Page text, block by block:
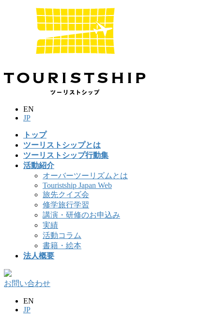
移
動
ン
に
EN
JP
トップ
ツーリストシップとは
ツーリストシップ行動集
活動紹介
オーバーツーリズムとは
Touristship Japan Web
旅先クイズ会
修学旅行学習
講演・研修のお申込み
実績
活動コラム
書籍・絵本
法人概要
お問い合わせ
EN
JP